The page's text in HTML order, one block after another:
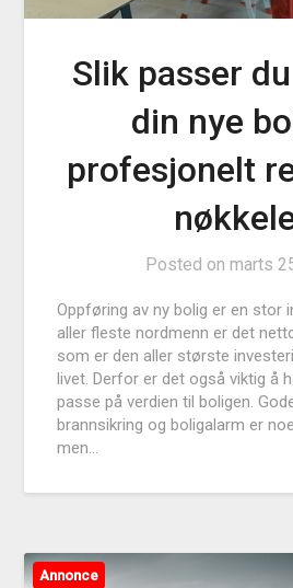
Slik passer
din nye
profesjonelt
Posted on marts
Oppføring av ny bolig er en stor
aller fleste nordmenn er det
som er den aller største
livet. Derfor er det også viktig å
passe på verdien til boligen.
brannsikring og boligalarm er
men…
Annonce